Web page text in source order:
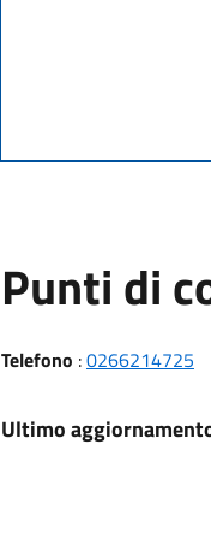
Punti di
Telefono :0266214725
Ultimo